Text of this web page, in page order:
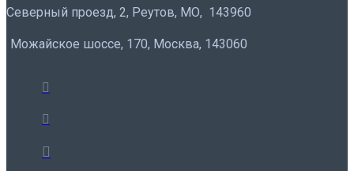
Северный проезд, 2, Реутов, МО, 143960
Можайское шоссе, 170, Москва, 143060